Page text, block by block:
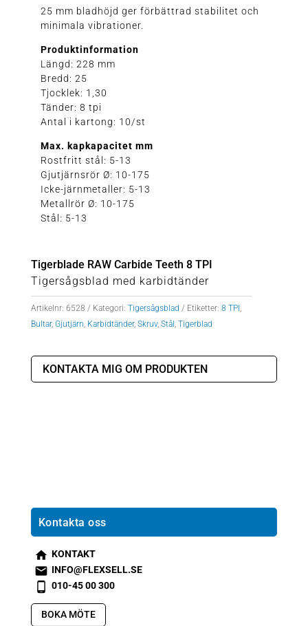
25 mm bladhöjd ger förbättrad stabilitet och
minimala vibrationer.
Produktinformation
Längd: 228 mm
Bredd: 25
Tjocklek: 1,30
Tänder: 8 tpi
Antal i kartong: 10/st
Max. kapkapacitet mm
Rostfritt stål: 5-13
Gjutjärnsrör Ø: 10-175
Icke-järnmetaller: 5-13
Metallrör Ø: 10-175
Stål: 5-13
Tigerblade RAW Carbide Teeth 8 TPI
Tigersågsblad med karbidtänder
Artikelnr: 6528 Kategori: Tigersågsblad Etiketter: 8 TPI ,
Bultar, Gjutjärn, Karbidtänder, Skruv, Stål , Tigerblad
KONTAKTA MIG OM PRODUKTEN
Kontakta oss
s
m
t2
KONTAKT
s
m
t1
INFO@FLEXSELL.SE
s
m
010-45 00 300
BOKA MÖTE